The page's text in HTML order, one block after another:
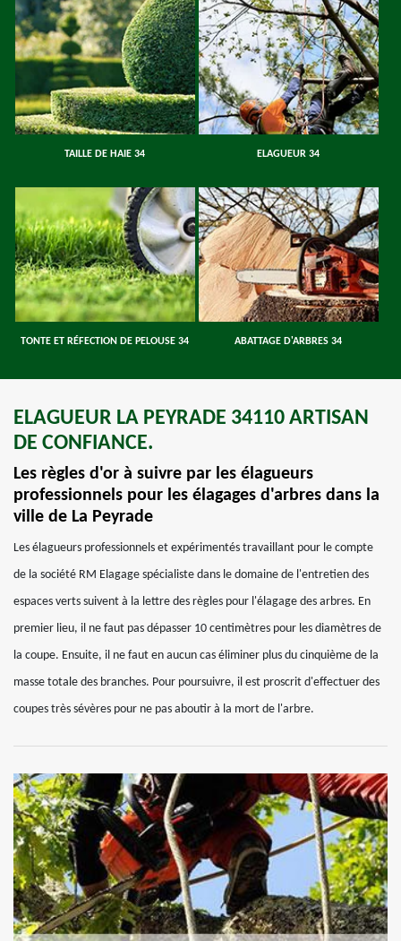
TAILLE DE HAIE 34 ELAGUEUR 34
TONTE ET RÉFECTION DE PELOUSE 34 ABATTAGE D'ARBRES 34
ELAGUEUR LA PEYRADE 34110 ARTISAN
DE CONFIANCE.
Les règles d'or à suivre par les élagueurs
professionnels pour les élagages d'arbres dans la
ville de La Peyrade
Les élagueurs professionnels et expérimentés travaillant pour le compte
de la société RM Elagage spécialiste dans le domaine de l'entretien des
espaces verts suivent à la lettre des règles pour l'élagage des arbres. En
premier lieu, il ne faut pas dépasser 10 centimètres pour les diamètres de
la coupe. Ensuite, il ne faut en aucun cas éliminer plus du cinquième de la
masse totale des branches. Pour poursuivre, il est proscrit d'effectuer des
coupes très sévères pour ne pas aboutir à la mort de l'arbre.